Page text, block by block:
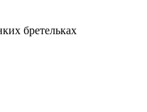
бретельках